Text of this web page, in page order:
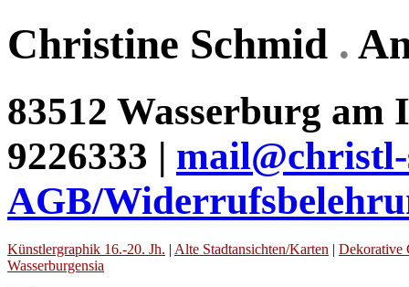
Christine Schmid .
83512 Wasserburg am
9226333 |
AGB/
Künstlergraphik 16.-20. Jh. | Alte Stadtansichten/Karten | Dekorative
Wasserburgensia